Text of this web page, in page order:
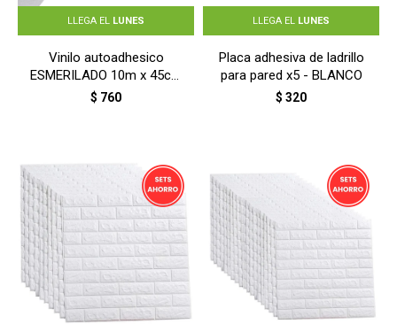
LLEGA EL LUNES
Vinilo autoadhesico
ESMERILADO 10m x 45cm
- ESMERILADO
$ 760
LLEGA EL LUNES
Placa adhesiva de ladrillo
para pared x5 - BLANCO
$ 320